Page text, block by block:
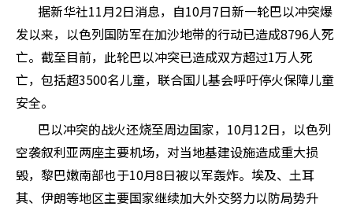
据新华社11月2日消息，自10月7日新一轮巴以冲突爆
发以来，以色列国防军在加沙地带的行动已造成8796人死
亡。截至目前，此轮巴以冲突已造成双方超过1万人死
亡，包括超3500名儿童，联合国儿基会呼吁停火保障儿童
安全。
巴以冲突的战火还烧至周边国家，10月12日，以色列
空袭叙利亚两座主要机场，对当地基建设施造成重大损
毁，黎巴嫩南部也于10月8日被以军轰炸。埃及、土耳
其、伊朗等地区主要国家继续加大外交努力以防局势升